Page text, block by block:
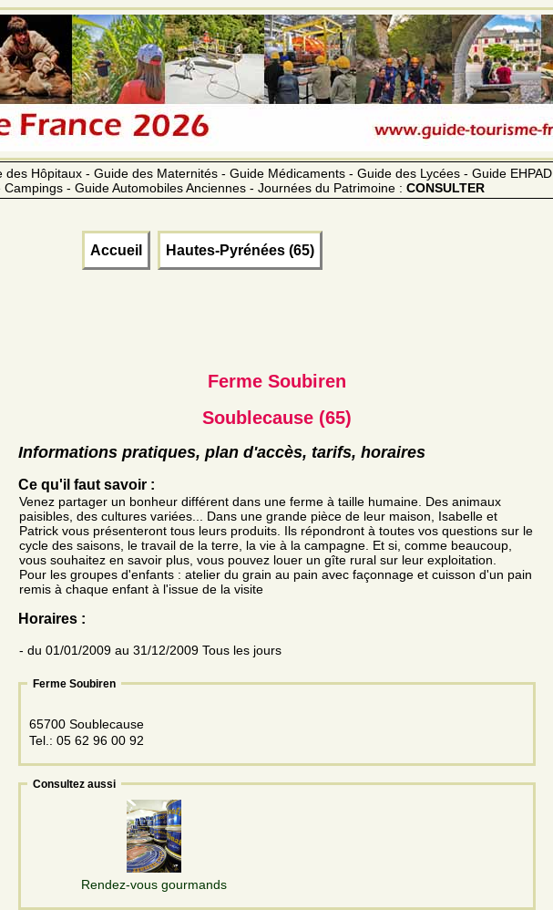
Hôpitaux - Guide des Maternités - Guide Médicaments - Guide des Lycées - Guide EHPAD
- Guide Automobiles Anciennes - Journées du Patrimoine : CONSULTER
Accueil Hautes-Pyrénées (65)
Ferme Soubiren
Soublecause (65)
Informations pratiques, plan d'accès, tarifs, horaires
Ce qu'il faut savoir :
Venez partager un bonheur différent dans une ferme à taille humaine. Des animaux
paisibles, des cultures variées... Dans une grande pièce de leur maison, Isabelle et
Patrick vous présenteront tous leurs produits. Ils répondront à toutes vos questions sur le
cycle des saisons, le travail de la terre, la vie à la campagne. Et si, comme beaucoup,
vous souhaitez en savoir plus, vous pouvez louer un gîte rural sur leur exploitation.
Pour les groupes d'enfants : atelier du grain au pain avec façonnage et cuisson d'un pain
remis à chaque enfant à l'issue de la visite
Horaires :
- du 01/01/2009 au 31/12/2009 Tous les jours
Ferme Soubiren
65700 Soublecause
Tel.: 05 62 96 00 92
Consultez aussi
Rendez-vous gourmands